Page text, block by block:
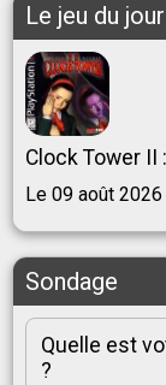
Le jeu du jour
Clock Tower II
Le 09 août 2026
Sondage
Quelle est
?